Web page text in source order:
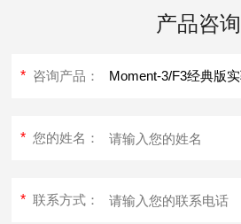
产品咨询
* 咨询产品：
* 您的姓名：
* 联系方式：